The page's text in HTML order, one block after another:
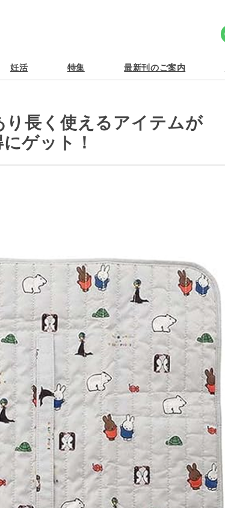
妊活 特集 最新刊のご案内
長く使えるアイテムが
ゲット！